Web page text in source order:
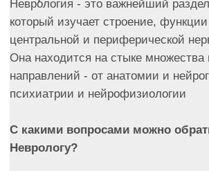
Неврологу?
Болевые синдромы разной локализации:
Головные, лицевые боли в конечностях, в спине,
шее
Нейропатии черепных и периферических
Головокружения
Утомляемость, снижение концентрации
Все про мигрень